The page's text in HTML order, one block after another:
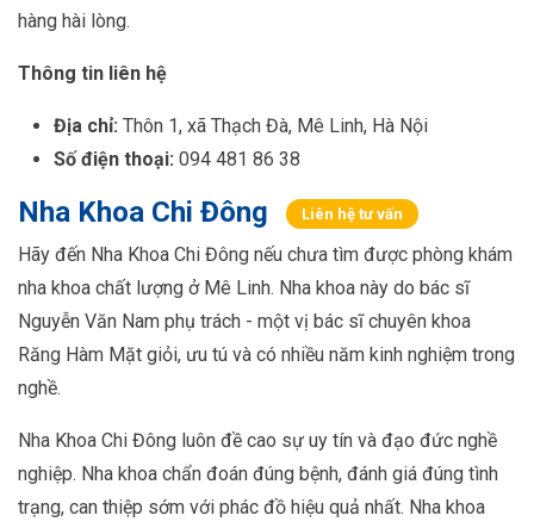
hàng hài lòng.
Thông tin liên hệ
Địa chỉ: Thôn 1, xã Thạch Đà, Mê Linh, Hà Nội
Số điện thoại: 094 481 86 38
Nha Khoa Chi Đông Liên hệ tư vấn
Hãy đến Nha Khoa Chi Đông nếu chưa tìm được phòng khám
nha khoa chất lượng ở Mê Linh. Nha khoa này do bác sĩ
Nguyễn Văn Nam phụ trách - một vị bác sĩ chuyên khoa
Răng Hàm Mặt giỏi, ưu tú và có nhiều năm kinh nghiệm trong
nghề.
Nha Khoa Chi Đông luôn đề cao sự uy tín và đạo đức nghề
nghiệp. Nha khoa chẩn đoán đúng bệnh, đánh giá đúng tình
trạng, can thiệp sớm với phác đồ hiệu quả nhất. Nha khoa